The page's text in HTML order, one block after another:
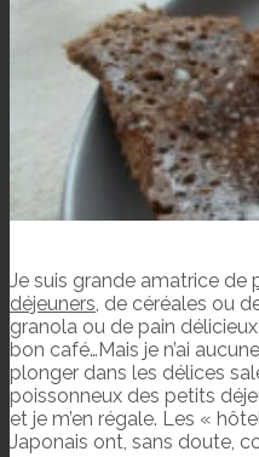
Je suis grande amatrice de
déjeuners , de céréales ou
granola ou de pain
bon café…Mais je n’ai
plonger dans les délices
poissonneux des petits
et je m’en régale. Les «
Japonais ont, sans doute,